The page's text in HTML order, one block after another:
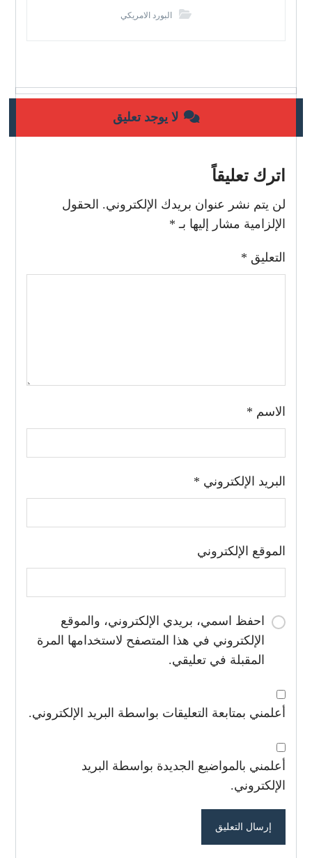
البورد الامريكي
لا يوجد تعليق
اترك تعليقاً
لن يتم نشر عنوان بريدك الإلكتروني. الحقول
الإلزامية مشار إليها بـ *
التعليق *
الاسم *
البريد الإلكتروني *
الموقع الإلكتروني
احفظ اسمي، بريدي الإلكتروني، والموقع
الإلكتروني في هذا المتصفح لاستخدامها المرة
المقبلة في تعليقي.
أعلمني بمتابعة التعليقات بواسطة البريد الإلكتروني.
أعلمني بالمواضيع الجديدة بواسطة البريد
الإلكتروني.